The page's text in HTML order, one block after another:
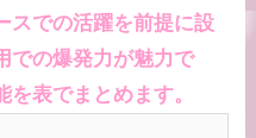
スでの活躍を前提に設
での爆発力が魅力で
表でまとめます。